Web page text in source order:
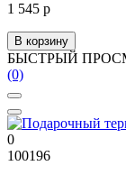
1 545 р
В корзину
БЫСТРЫЙ
(0)
0
100196